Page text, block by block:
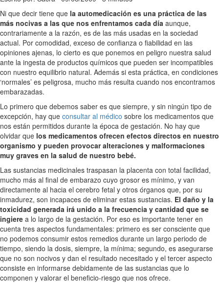
Ni que decir tiene que la automedicación es una práctica de las
más nocivas a las que nos enfrentamos cada día aunque,
contrariamente a la razón, es de las más usadas en la sociedad
actual. Por comodidad, exceso de confianza o fiabilidad en las
opiniones ajenas, lo cierto es que ponemos en peligro nuestra salud
ante la ingesta de productos químicos que pueden ser incompatibles
con nuestro equilibrio natural. Además si esta práctica, en condiciones
‘normales’ es peligrosa, mucho más resulta cuando nos encontramos
embarazadas.
Lo primero que debemos saber es que siempre, y sin ningún tipo de
excepción, hay que consultar al médico sobre los medicamentos que
nos están permitidos durante la época de gestación. No hay que
olvidar que los medicamentos ofrecen efectos directos en nuestro
organismo y pueden provocar alteraciones y malformaciones
muy graves en la salud de nuestro bebé.
Las sustancias medicinales traspasan la placenta con total facilidad,
mucho más al final de embarazo cuyo grosor es mínimo, y van
directamente al hacia el cerebro fetal y otros órganos que, por su
inmadurez, son incapaces de eliminar estas sustancias. El daño y la
toxicidad generada irá unido a la frecuencia y cantidad que se
ingiere a lo largo de la gestación. Por eso es importante tener en
cuenta tres aspectos fundamentales: primero es ser consciente que
no podemos consumir estos remedios durante un largo periodo de
tiempo, siendo la dosis, siempre, la mínima; segundo, es asegurarse
que no son nocivos y dan el resultado necesitado y el tercer aspecto
consiste en informarse debidamente de las sustancias que lo
componen y valorar el beneficio-riesgo que nos ofrece.